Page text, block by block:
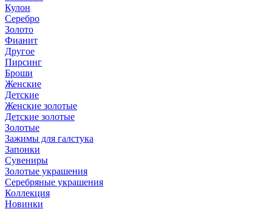
Кулон
Серебро
Золото
Фианит
Другое
Пирсинг
Броши
Женские
Детские
Женские золотые
Детские золотые
Золотые
Зажимы для галстука
Запонки
Сувениры
Золотые украшения
Серебряные украшения
Коллекция
Новинки